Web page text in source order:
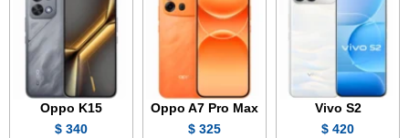
Vivo S2
420 $
Oppo A7 Pro Max
325 $
Oppo K15
340 $